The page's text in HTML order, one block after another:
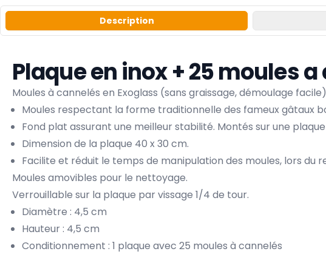
Description
Plaque en inox + 25 moules
Moules à cannelés en Exoglass (sans graissage, démoulage
Moules respectant la forme traditionnelle des fameux gâtaux
Fond plat assurant une meilleur stabilité. Montés sur une
Dimension de la plaque 40 x 30 cm.
Facilite et réduit le temps de manipulation des moules, lors du
Moules amovibles pour le nettoyage.
Verrouillable sur la plaque par vissage 1/4 de tour.
Diamètre : 4,5 cm
Hauteur : 4,5 cm
Conditionnement : 1 plaque avec 25 moules à cannelés